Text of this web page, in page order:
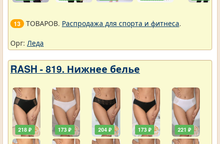
13 ТОВАРОВ. Распродажа для спорта и фитнеса.
Орг: Леда
RASH - 819. Нижнее белье
218 ₽ 173 ₽ 204 ₽ 173 ₽ 221 ₽